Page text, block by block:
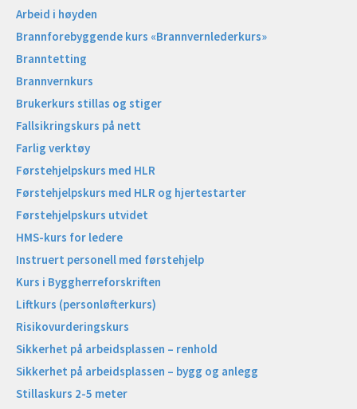
Arbeid i høyden
Brannforebyggende kurs «Brannvernlederkurs»
Branntetting
Brannvernkurs
Brukerkurs stillas og stiger
Fallsikringskurs på nett
Farlig verktøy
Førstehjelpskurs med HLR
Førstehjelpskurs med HLR og hjertestarter
Førstehjelpskurs utvidet
HMS-kurs for ledere
Instruert personell med førstehjelp
Kurs i Byggherreforskriften
Liftkurs (personløfterkurs)
Risikovurderingskurs
Sikkerhet på arbeidsplassen – renhold
Sikkerhet på arbeidsplassen – bygg og anlegg
Stillaskurs 2-5 meter